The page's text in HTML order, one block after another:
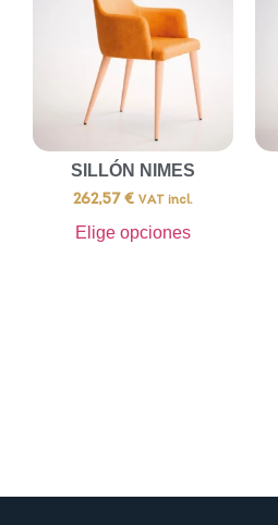
SILLÓN NIMES
262,57 € VAT incl.
Elige opciones